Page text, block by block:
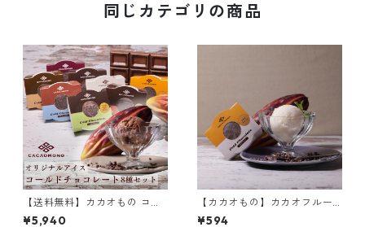
同じカテゴリの商品
【送料無料】カカオもの コー
ルドチョコレート8種 ギフトセ
ット オリジナルアイスクリー
¥5,940
【カカオもの】カカオフルー
ツシャーベット オリジナルア
イスクリーム
¥594